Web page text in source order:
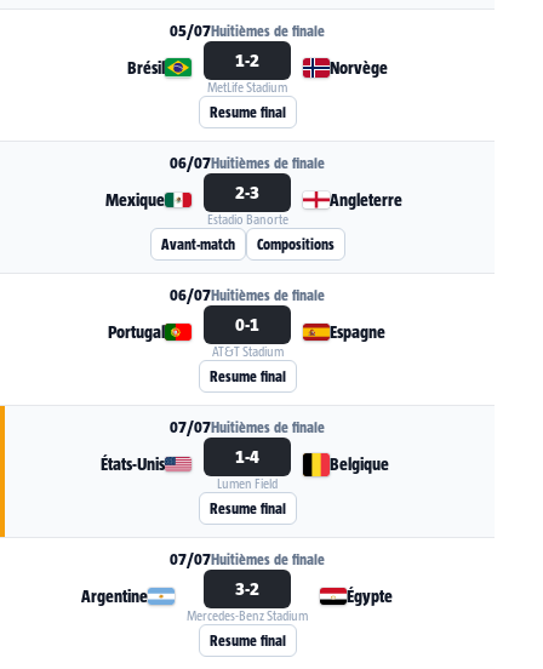
Voir la fiche du match Brésil - Norvège
05/07Huitièmes de finale
Brésil 1-2
MetLife Stadium
Norvège
Resume final
Voir la fiche du match Mexique - Angleterre
06/07Huitièmes de finale
Mexique 2-3
Estadio Banorte
Angleterre
Avant-match Compositions
Voir la fiche du match Portugal - Espagne
06/07Huitièmes de finale
Portugal 0-1
AT&T Stadium
Espagne
Resume final
Voir la fiche du match États-Unis - Belgique
07/07Huitièmes de finale
États-Unis 1-4
Lumen Field
Belgique
Resume final
Voir la fiche du match Argentine - Égypte
07/07Huitièmes de finale
Argentine 3-2
Mercedes-Benz Stadium
Égypte
Resume final